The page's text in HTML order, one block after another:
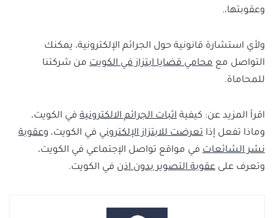
وعقوبتها،.
ولأي استشارة قانونية حول الجرائم الإلكترونية، يمكنك
التواصل مع محامي قضايا ابتزاز في الكويت من شركتنا
للمحاماة.
اقرأ المزيد عن: كيفية اثبات الجرائم الالكترونية في الكويت،
وماذا تفعل إذا تعرضت للابتزاز الإلكتروني في الكويت، وعقوبة
نشر الشائعات في مواقع تواصل الإجتماعي في الكويت،
وتعرف على عقوبة التصوير بدون اذن في الكويت.